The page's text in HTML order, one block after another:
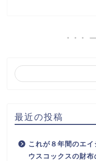
最近の投稿
これが８年間のエ
ウスコックスの財布